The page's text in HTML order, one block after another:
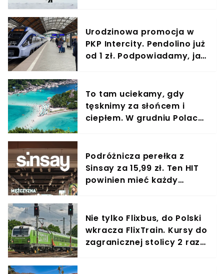
Urodzinowa promocja w
PKP Intercity. Pendolino już
od 1 zł. Podpowiadamy, jak
To tam uciekamy, gdy
tęsknimy za słońcem i
ciepłem. W grudniu Polacy
Podróżnicza perełka z
Sinsay za 15,99 zł. Ten HIT
powinien mieć każdy
Nie tylko Flixbus, do Polski
wkracza FlixTrain. Kursy do
zagranicznej stolicy 2 razy